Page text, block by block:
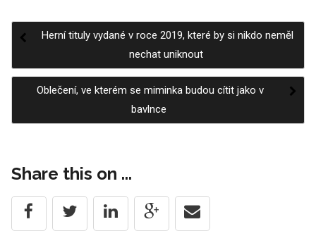
Post
navigation
Herní tituly vydané v roce 2019, které by si nikdo neměl
nechat uniknout
Oblečení, ve kterém se miminka budou cítit jako v
bavlnce
Share this on ...